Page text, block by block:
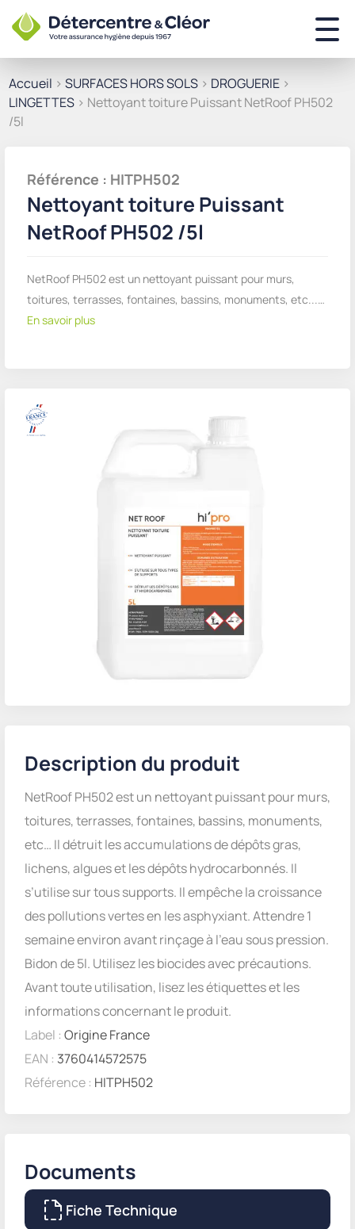
Accueil > SURFACES HORS SOLS > DROGUERIE >
LINGETTES > Nettoyant toiture Puissant NetRoof PH502
/5l
Description du produit
NetRoof PH502 est un nettoyant puissant pour murs,
toitures, terrasses, fontaines, bassins, monuments,
etc… Il détruit les accumulations de dépôts gras,
lichens, algues et les dépôts hydrocarbonnés. Il
s’utilise sur tous supports. Il empêche la croissance
des pollutions vertes en les asphyxiant. Attendre 1
semaine environ avant rinçage à l’eau sous pression.
Bidon de 5l. Utilisez les biocides avec précautions.
Avant toute utilisation, lisez les étiquettes et les
informations concernant le produit.
Label : Origine France
EAN : 3760414572575
Référence : HITPH502
Documents
Fiche Technique
Référence : HITPH502
Nettoyant toiture Puissant
NetRoof PH502 /5l
NetRoof PH502 est un nettoyant puissant pour murs,
toitures, terrasses, fontaines, bassins, monuments, etc...…
En savoir plus